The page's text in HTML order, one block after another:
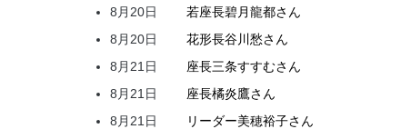
8月20日
若座長碧月龍都さん
8月20日
花形長谷川 愁さん
8月21日
座長三条すすむさん
8月21日
座長橘炎鷹さん
8月21日
リーダー美穂裕子さん